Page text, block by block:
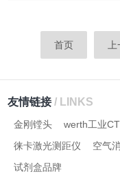
首页
友情链接/ LINKS
金刚镗头 werth工业CT
徕卡激光测距仪
空气
试剂盒品牌